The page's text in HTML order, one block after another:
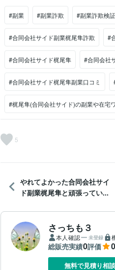
#副業 #副業詐欺 #副業詐欺検証
#合同会社サイド副業梶尾隼詐欺 #
#合同会社サイド梶尾隼 #合同会社
#合同会社サイド梶尾隼副業口コミ
#梶尾隼(合同会社サイド)の副業や在宅
5
やれてよかった合同会社サイ
ド副業梶尾隼と頑張ってい...
さっちも３
本人確認 未登録
総販売実績0評価
無料で見積り相談